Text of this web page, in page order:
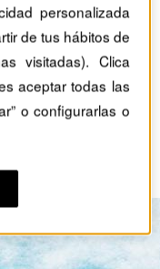
del
las
personalizada
de tus hábitos de
visitadas). Clica
aceptar todas las
o configurarlas o